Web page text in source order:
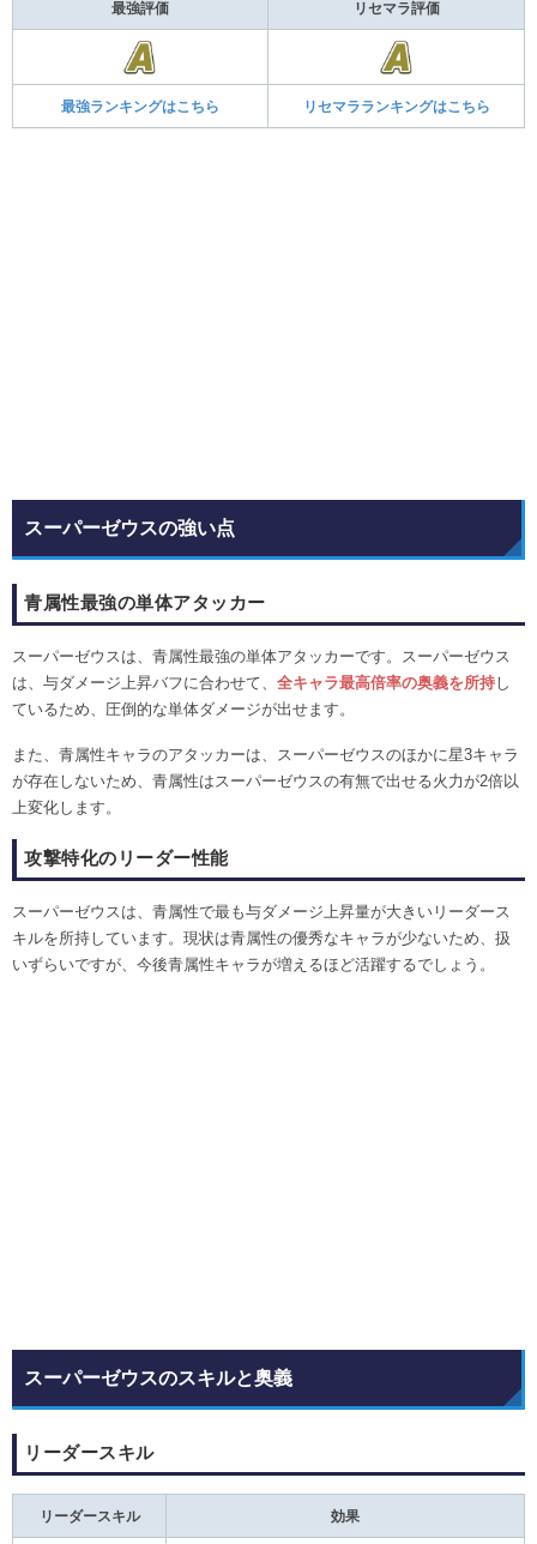
最強評価 リセマラ評価
最強ランキングはこちら リセマラランキングはこちら
スーパーゼウスの強い点
青属性最強の単体アタッカー
スーパーゼウスは、青属性最強の単体アタッカーです。スーパーゼウス
は、与ダメージ上昇バフに合わせて、 全キャラ最高倍率の奥義を所持し
ているため、圧倒的な単体ダメージが出せます。
また、青属性キャラのアタッカーは、スーパーゼウスのほかに星3キャラ
が存在しないため、青属性はスーパーゼウスの有無で出せる火力が2倍以
上変化します。
攻撃特化のリーダー性能
スーパーゼウスは、青属性で最も与ダメージ上昇量が大きいリーダース
キルを所持しています。現状は青属性の優秀なキャラが少ないため、扱
いずらいですが、今後青属性キャラが増えるほど活躍するでしょう。
スーパーゼウスのスキルと奥義
リーダースキル
リーダースキル 効果